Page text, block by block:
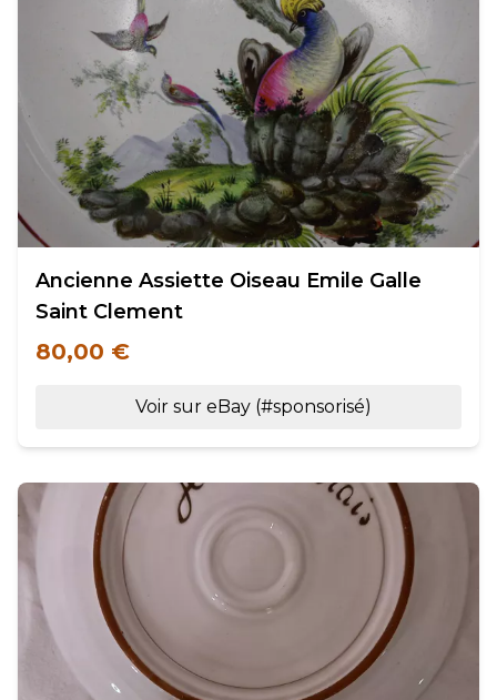
Ancienne Assiette Oiseau Emile Galle
Saint Clement
80,00 €
Voir sur eBay (#sponsorisé)